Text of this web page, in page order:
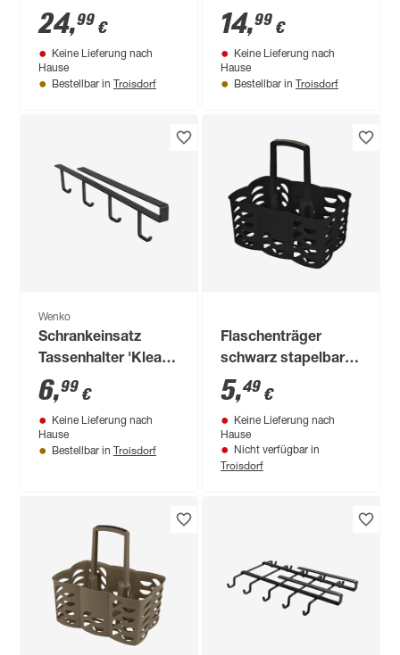
Flaschen 23,5 x 11,5
x 11,5 cm
24,99 €
Keine Lieferung nach
Hause
Bestellbar in Troisdorf
x 20 cm
14,99 €
Keine Lieferung nach
Hause
Bestellbar in Troisdorf
Wenko
Schrankeinsatz
Tassenhalter 'Klea'
schwarz für 4 Tassen
6,99 €
Keine Lieferung nach
Hause
Bestellbar in Troisdorf
Flaschenträger
schwarz stapelbar
21 x 30,5 x 55,4 cm
5,49 €
Keine Lieferung nach
Hause
Nicht verfügbar in
Troisdorf